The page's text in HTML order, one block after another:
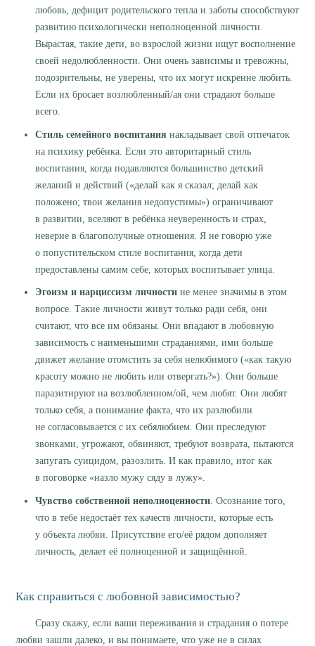
любовь, дефицит родительского тепла и заботы способствуют
развитию психологически неполноценной личности.
Вырастая, такие дети, во взрослой жизни ищут восполнение
своей недолюбленности. Они очень зависимы и тревожны,
подозрительны, не уверены, что их могут искренне любить.
Если их бросает возлюбленный/ая они страдают больше
всего.
Стиль семейного воспитания накладывает свой отпечаток
на психику ребёнка. Если это авторитарный стиль
воспитания, когда подавляются большинство детский
желаний и действий («делай как я сказал; делай как
положено; твои желания недопустимы») ограничивают
в развитии, вселяют в ребёнка неуверенность и страх,
неверие в благополучные отношения. Я не говорю уже
о попустительском стиле воспитания, когда дети
предоставлены самим себе, которых воспитывает улица.
Эгоизм и нарциссизм личности не менее значимы в этом
вопросе. Такие личности живут только ради себя, они
считают, что все им обязаны. Они впадают в любовную
зависимость с наименьшими страданиями, ими больше
движет желание отомстить за себя нелюбимого («как такую
красоту можно не любить или отвергать?»). Они больше
паразитируют на возлюбленном/ой, чем любят. Они любят
только себя, а понимание факта, что их разлюбили
не согласовывается с их себялюбием. Они преследуют
звонками, угрожают, обвиняют, требуют возврата, пытаются
запугать суицидом, разозлить. И как правило, итог как
в поговорке «назло мужу сяду в лужу».
Чувство собственной неполноценности . Осознание того,
что в тебе недостаёт тех качеств личности, которые есть
у объекта любви. Присутствие его/её рядом дополняет
личность, делает её полноценной и защищённой.
Как справиться с любовной зависимостью?
Сразу скажу, если ваши переживания и страдания о потере
любви зашли далеко, и вы понимаете, что уже не в силах